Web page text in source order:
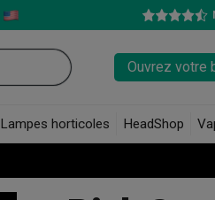
Ouvrez votre
Lampes horticoles HeadShop